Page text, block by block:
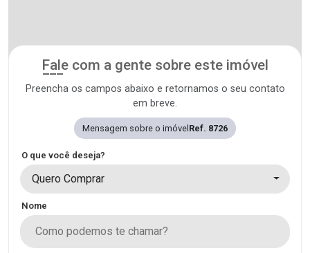
Fale com a gente sobre este imóvel
Preencha os campos abaixo e retornamos o seu contato
em breve.
Mensagem sobre o imóvelRef. 8726
O que você deseja?
Quero Comprar
Nome